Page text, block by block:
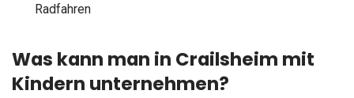
Radfahren
Was kann man in Crailsheim mit
Kindern unternehmen?